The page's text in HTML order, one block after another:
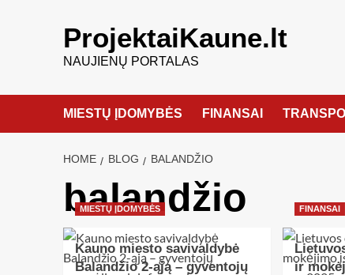
ProjektaiKaune.lt
NAUJIENŲ PORTALAS
MIESTŲ ĮDOMYBĖS FINANSAI
HOME BLOG BALANDŽIO
balandžio
MIESTŲ ĮDOMYBĖS
Kauno miesto savivaldybė
Balandžio 2-ąją – gyventojų
FINANSAI
ir